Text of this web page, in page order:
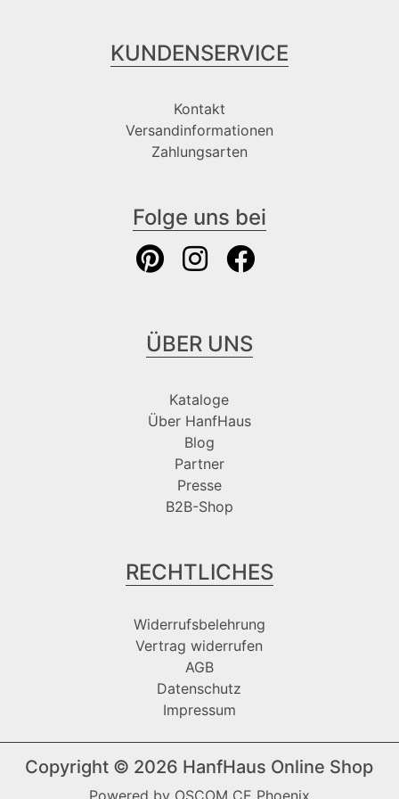
KUNDENSERVICE
Kontakt
Versandinformationen
Zahlungsarten
Folge uns bei
ÜBER UNS
Kataloge
Über HanfHaus
Blog
Partner
Presse
B2B-Shop
RECHTLICHES
Widerrufsbelehrung
Vertrag widerrufen
AGB
Datenschutz
Impressum
Copyright © 2026 HanfHaus Online Shop
Powered by OSCOM CE Phoenix